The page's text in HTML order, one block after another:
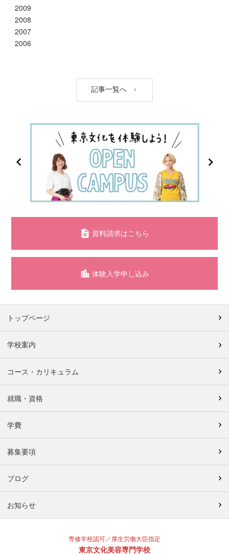
2009
2008
2007
2006
記事一覧へ
資料請求はこちら
体験入学申し込み
トップページ
学校案内
コース・カリキュラム
就職・資格
学費
募集要項
ブログ
お知らせ
専修学校認可／厚生労働大臣指定
東京文化美容専門学校